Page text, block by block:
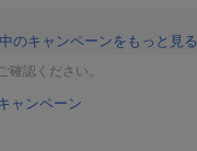
のキャンペーンをもっと見る
認ください。
ャンペーン